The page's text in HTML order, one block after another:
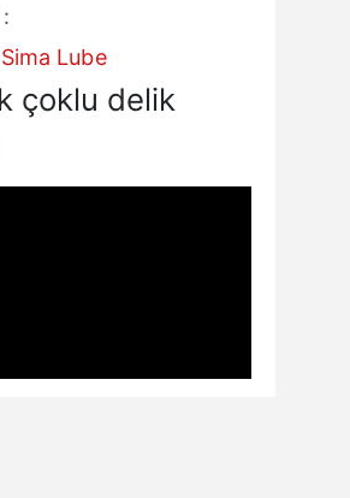
:
Lube
çoklu delik